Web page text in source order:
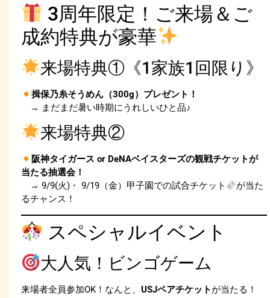
3周年限定！ご来場＆ご
成約特典が豪華
来場特典①《1家族1回限り》
揖保乃糸そうめん（300g）プレゼント！
→ まだまだ暑い時期にうれしいひと品♪
来場特典②
阪神タイガース or DeNAベイスターズの観戦チケットが
当たる抽選会！
→ 9/9(火)・ 9/19（金）甲子園での試合チケット
が当た
るチャンス！
スペシャルイベント
大人気！ビンゴゲーム
来場者全員参加OK！なんと、 USJペアチケット が当たる！